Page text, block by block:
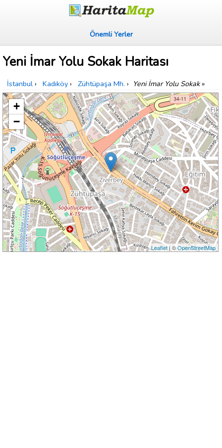
Önemli Yerler
Yeni İmar Yolu Sokak Haritası
İstanbul › Kadıköy › Zühtüpaşa Mh. › Yeni İmar Yolu Sokak»
+
−
Leaflet| ©OpenStreetMap